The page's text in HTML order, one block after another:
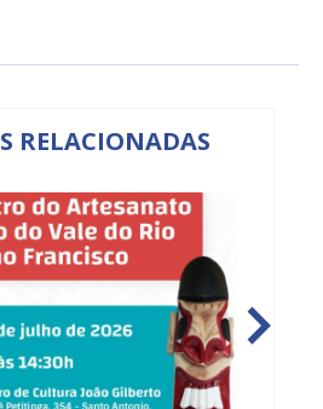
RELACIONADAS